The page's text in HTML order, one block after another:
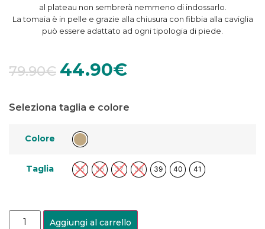
al plateau non sembrerà nemmeno di indossarlo.
La tomaia è in pelle e grazie alla chiusura con fibbia alla caviglia
può essere adattato ad ogni tipologia di piede.
79.90€ 44.90€
Seleziona taglia e colore
Colore
Taglia 35 36 37 38 39 40 41
Aggiungi al carrello